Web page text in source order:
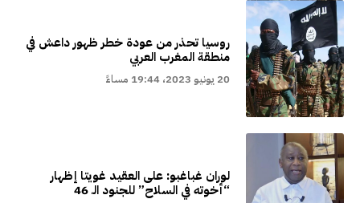
روسيا تحذر من عودة خطر ظهور داعش في
منطقة المغرب العربي
20 يونيو 2023، 19:44 مساءً
لوران غباغبو: على العقيد غويتا إظهار
“أخوته في السلاح” للجنود الـ 46